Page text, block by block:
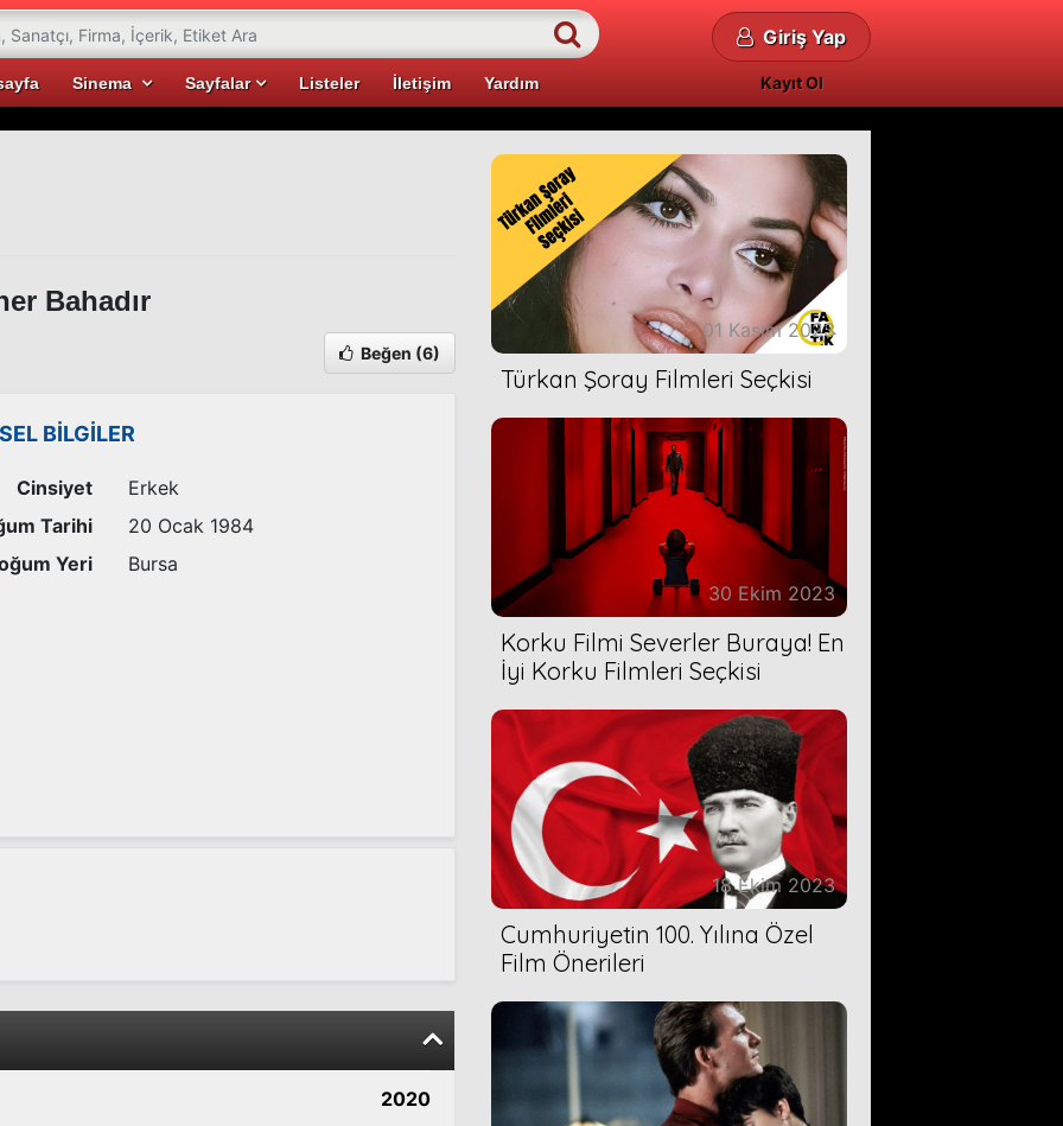
Sinema Sayfalar Listeler İletişim Yardım
Giriş Yap
Kayıt Ol
Bahadır
Beğen (6)
BİLGİLER
Cinsiyet
Erkek
Tarihi
20 Ocak 1984
Yeri
Bursa
2020
01 Kasım 2023
Türkan Şoray Filmleri Seçkisi
30 Ekim 2023
Korku Filmi Severler Buraya! En
İyi Korku Filmleri Seçkisi
18 Ekim 2023
Cumhuriyetin 100. Yılına Özel
Film Önerileri